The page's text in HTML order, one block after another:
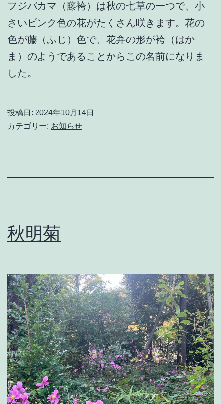
フジバカマ（藤袴）は秋の七草の一つで、小
さいピンク色の花がたくさん咲きます。花の
色が藤（ふじ）色で、花弁の形が袴（はか
ま）のようであることからこの名前になりま
した。
投稿日: 2024年10月14日
カテゴリー: お知らせ
秋明菊